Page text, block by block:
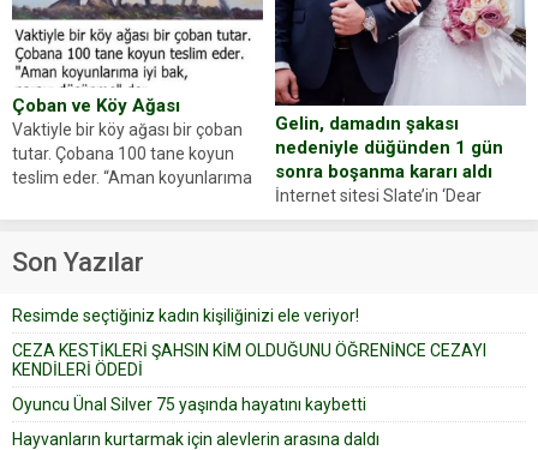
sosyal medya hesabında “Usta
Oyuncumuz ve çok değerli
dostumuz...
Yüzünde ve ellerinde yanıklar
oluşan Demir, kâbus dolu anları
anlattı… Merkeze bağlı...
Çoban ve Köy Ağası
Vaktiyle bir köy ağası bir çoban
tutar. Çobana 100 tane koyun
teslim eder. “Aman koyunlarıma
Çoban koyunları alır gider. Aylar...
Gelin, damadın şakası
nedeniyle düğünden 1 gün
sonra boşanma kararı aldı
İnternet sitesi Slate’in ‘Dear
Prudence’ isimli tavsiye köşesine
yapıştırdığı için düğünden...
Son Yazılar
Resimde seçtiğiniz kadın kişiliğinizi ele veriyor!
CEZA KESTİKLERİ ŞAHSIN KİM OLDUĞUNU ÖĞRENİNCE CEZAYI
KENDİLERİ ÖDEDİ
Oyuncu Ünal Silver 75 yaşında hayatını kaybetti
Hayvanların kurtarmak için alevlerin arasına daldı